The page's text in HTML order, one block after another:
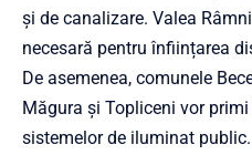
și de canalizare. Valea
necesară pentru înființarea
De asemenea, comunele
Măgura și Topliceni vor
sistemelor de iluminat